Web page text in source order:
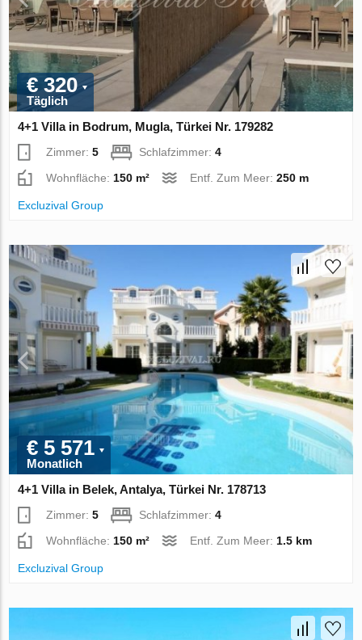
€ 320
Täglich
4+1 Villa in Bodrum, Mugla, Türkei Nr. 179282
Zimmer:5 Schlafzimmer:4
Wohnfläche:150 m² Entf. Zum Meer:250 m
Excluzival Group
€ 5 571
Monatlich
4+1 Villa in Belek, Antalya, Türkei Nr. 178713
Zimmer:5 Schlafzimmer:4
Wohnfläche: 150 m² Entf. Zum Meer: 1.5 km
Excluzival Group